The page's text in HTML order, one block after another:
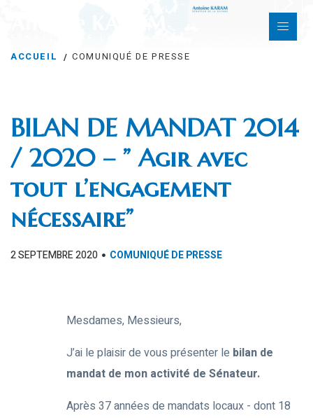
ACCUEIL COMUNIQUÉ DE PRESSE
BILAN DE MANDAT 2014
/ 2020 – ” Agir avec
tout l’engagement
nécessaire”
2 SEPTEMBRE 2020 COMUNIQUÉ DE PRESSE
Mesdames, Messieurs,
J’ai le plaisir de vous présenter le bilan de
mandat de mon activité de Sénateur.
Après 37 années de mandats locaux - dont 18